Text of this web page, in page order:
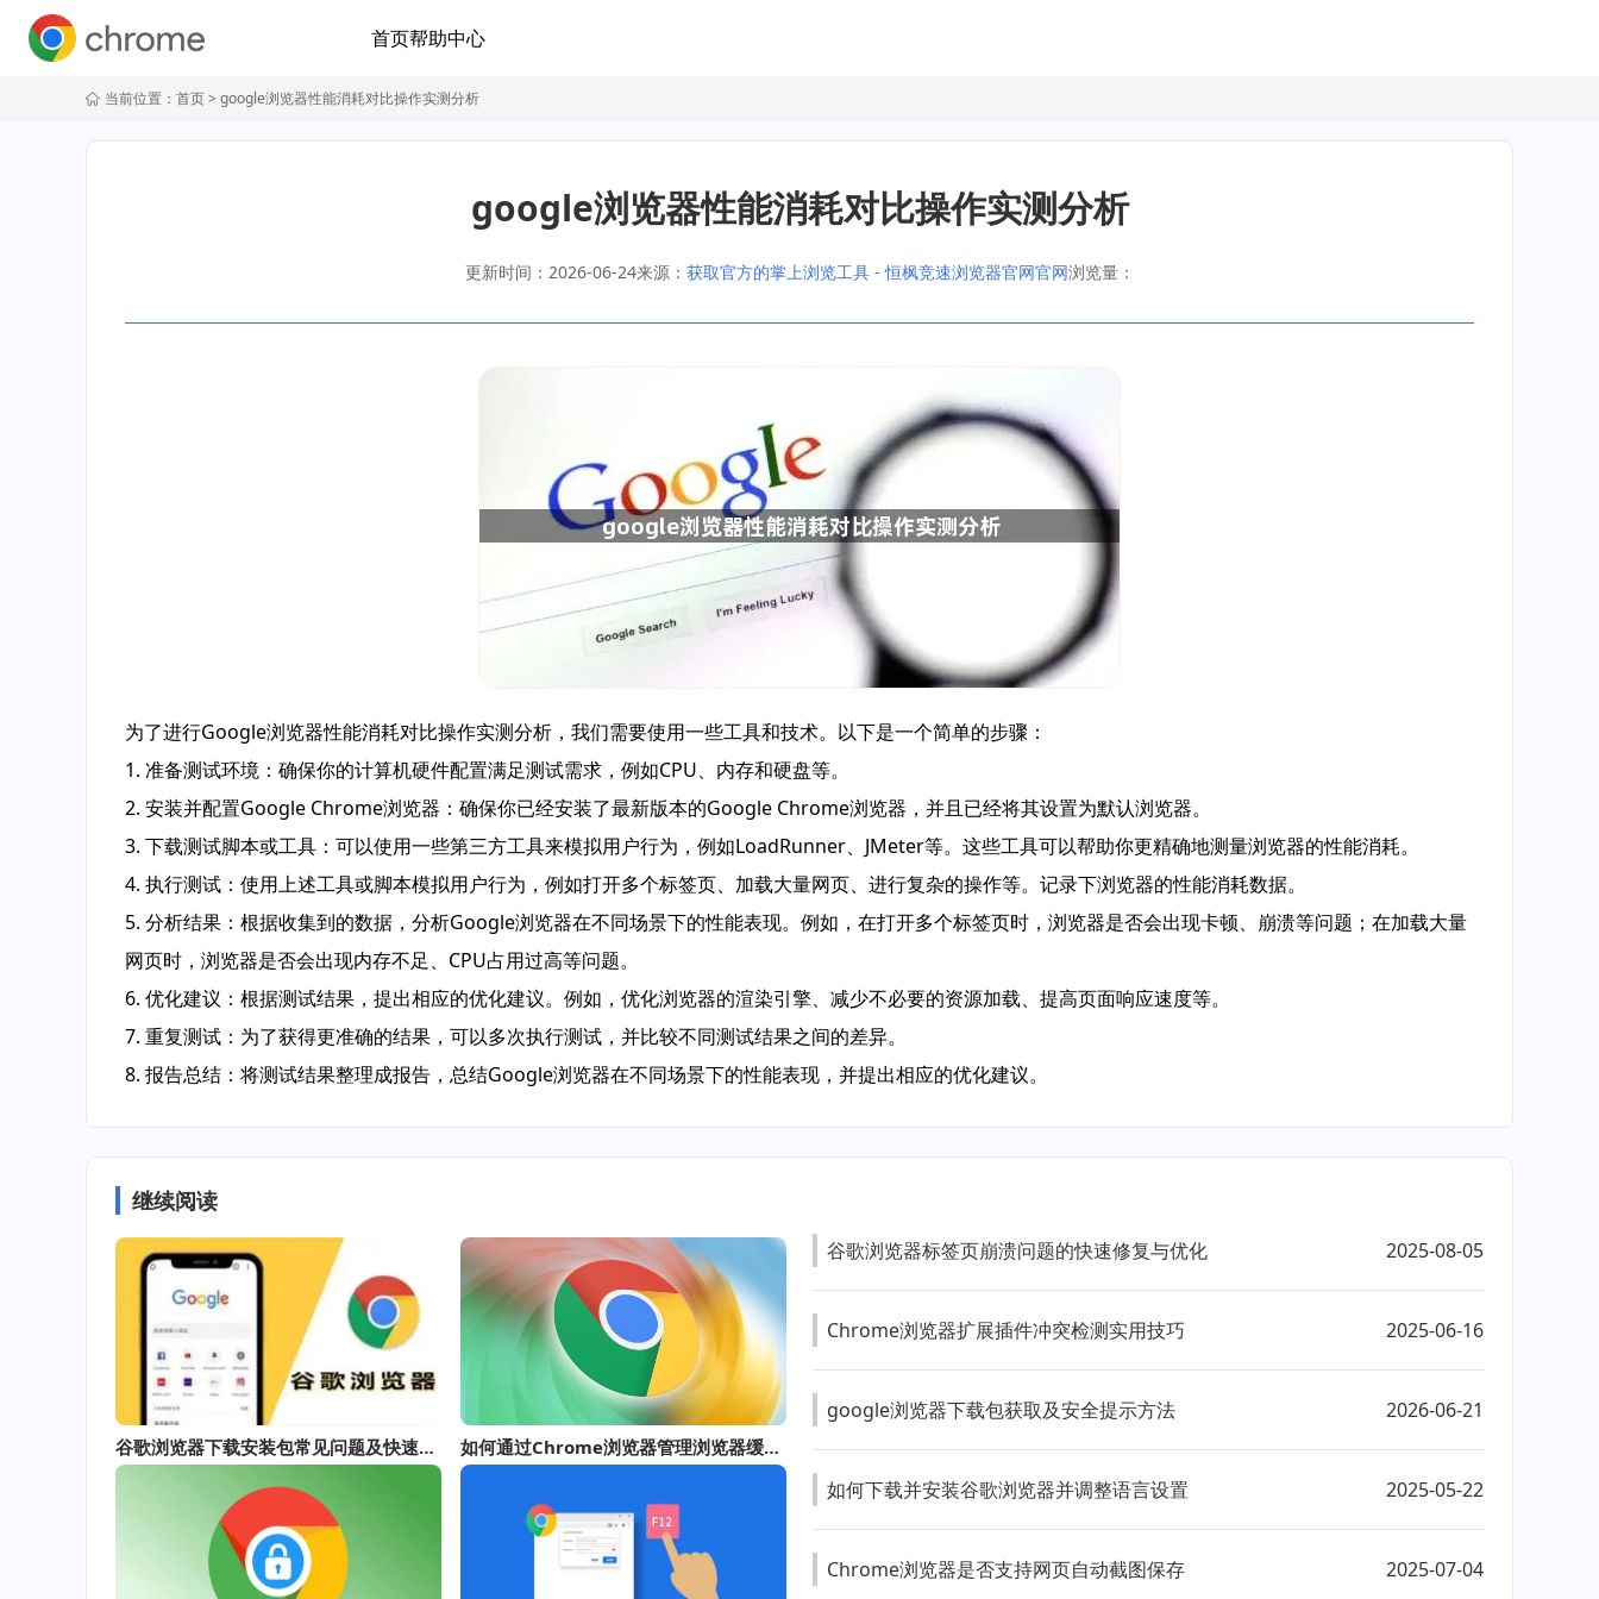
首页帮助中心
当前位置： 首页> google浏览器性能消耗对比操作实测分析
google浏览器性能消耗对比操作实测分析
更新时间：2026-06-24来源： 获取官方的掌上浏览工具 - 恒枫竞速浏览器官网官网浏览量：
为了进行Google浏览器性能消耗对比操作实测分析，我们需要使用一些工具和技术。以下是一个简单的步骤：
1. 准备测试环境：确保你的计算机硬件配置满足测试需求，例如CPU、内存和硬盘等。
2. 安装并配置Google Chrome浏览器：确保你已经安装了最新版本的Google Chrome浏览器，并且已经将其设置为默认浏览器。
3. 下载测试脚本或工具：可以使用一些第三方工具来模拟用户行为，例如LoadRunner、JMeter等。这些工具可以帮助你更精确地测量浏览器的性能消耗。
4. 执行测试：使用上述工具或脚本模拟用户行为，例如打开多个标签页、加载大量网页、进行复杂的操作等。记录下浏览器的性能消耗数据。
5. 分析结果：根据收集到的数据，分析Google浏览器在不同场景下的性能表现。例如，在打开多个标签页时，浏览器是否会出现卡顿、崩溃等问题；在加载大量
网页时，浏览器是否会出现内存不足、CPU占用过高等问题。
6. 优化建议：根据测试结果，提出相应的优化建议。例如，优化浏览器的渲染引擎、减少不必要的资源加载、提高页面响应速度等。
7. 重复测试：为了获得更准确的结果，可以多次执行测试，并比较不同测试结果之间的差异。
8. 报告总结：将测试结果整理成报告，总结Google浏览器在不同场景下的性能表现，并提出相应的优化建议。
继续阅读
谷歌浏览器下载安装包常见问题及快速解决方案 如何通过Chrome浏览器管理浏览器缓存以提高速度
谷歌浏览器标签页崩溃问题的快速修复与优化 2025-08-05
Chrome浏览器扩展插件冲突检测实用技巧 2025-06-16
google浏览器下载包获取及安全提示方法 2026-06-21
如何下载并安装谷歌浏览器并调整语言设置 2025-05-22
Chrome浏览器是否支持网页自动截图保存 2025-07-04